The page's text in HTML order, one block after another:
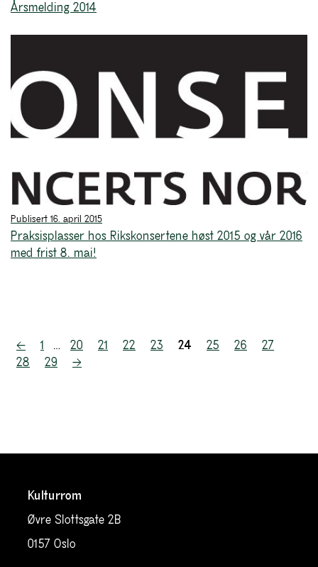
Årsmelding 2014
Publisert 16. april 2015
Praksisplasser hos Rikskonsertene høst 2015 og vår 2016
med frist 8. mai!
Sidepaginering
← 1 … 20 21 22 23 24 25 26
27
28
29 →
Kulturrom
Øvre Slottsgate 2B
0157 Oslo